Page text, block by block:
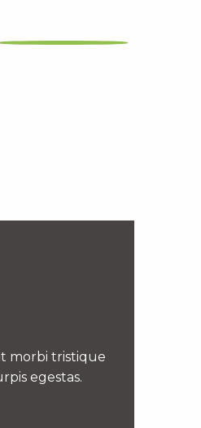
morbi tristique
egestas.